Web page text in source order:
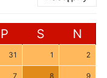
P S N
31 1 2
7 8 9